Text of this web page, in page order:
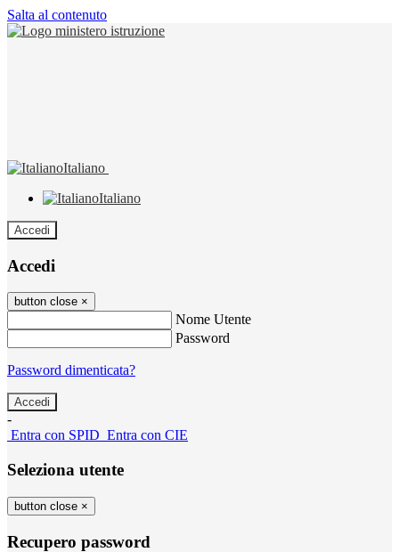
Salta al contenuto
Italiano
Italiano
Accedi
Accedi
button close ×
Nome Utente
Password
Password dimenticata?
-
Entra con SPID Entra con CIE
Seleziona utente
button close ×
Recupero password